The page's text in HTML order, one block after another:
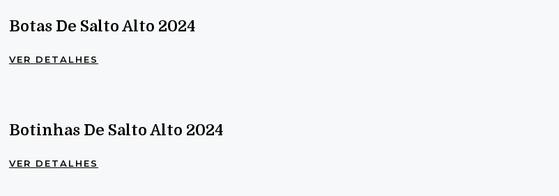
Botas De Salto Alto 2024
VER DETALHES
Botinhas De Salto Alto 2024
VER DETALHES